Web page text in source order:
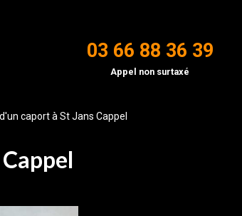
03 66 88 36 39
Appel non surtaxé
caport à St Jans Cappel